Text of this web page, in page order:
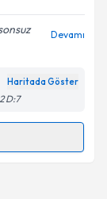
Aydınlatma
belirtilen
Devamı
Haritada Göster
D:7